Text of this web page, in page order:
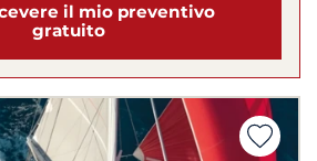
il mio preventivo
gratuito